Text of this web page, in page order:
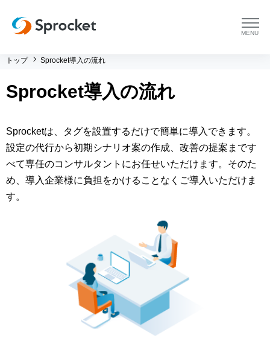
menu
プラットフォーム トップ
コンサルティング
コンサルティング トップ
運用支援 トップ
導入事例
よくある質問
会社情報
メンバー紹介
マーケティングお役立ち資料
トップ Sprocket導入の流れ
Sprocket導入の流れ
Sprocketは、タグを設置するだけで簡単に導入できます。
設定の代行から初期シナリオ案の作成、改善の提案まです
べて専任のコンサルタントにお任せいただけます。そのた
め、導入企業様に負担をかけることなくご導入いただけま
す。